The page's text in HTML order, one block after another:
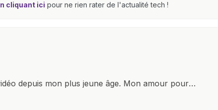
cliquant ici pour ne rien rater de l'actualité tech !
depuis mon plus jeune âge. Mon amour pour
explorer constamment les dernières avancées dans